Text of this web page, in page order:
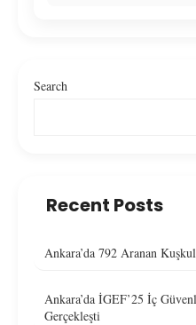
Search
Recent Posts
Ankara’da 792 Aranan
Ankara’da İGEF’25 İç
Gerçekleşti